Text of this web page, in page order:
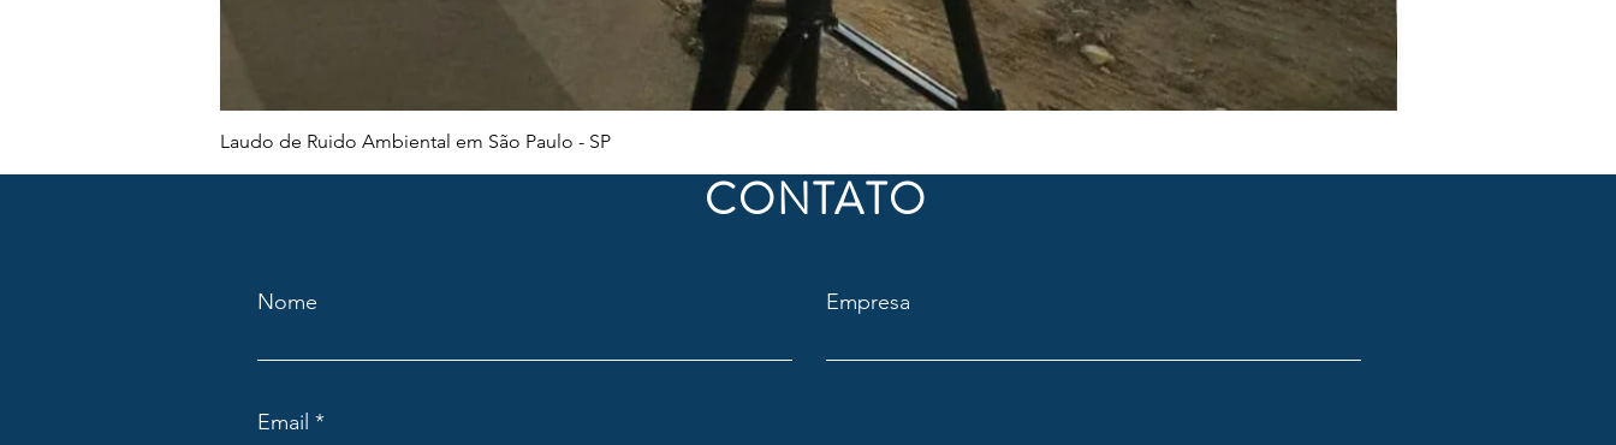
Laudo de Ruido Ambiental em São Paulo - SP
Nome Empresa
Email
CONTATO